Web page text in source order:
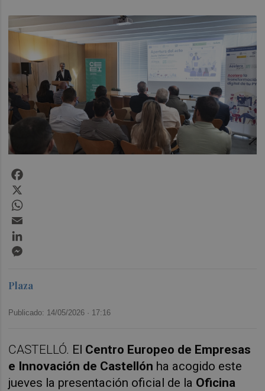
Plaza
Publicado: 14/05/2026 · 17:16
CASTELLÓ. El Centro Europeo de Empresas
e Innovación de Castellón ha acogido este
jueves la presentación oficial de la Oficina